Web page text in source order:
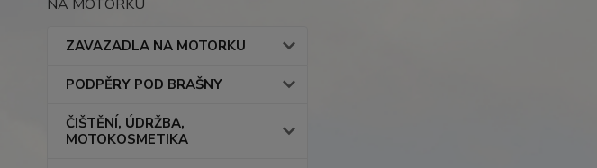
NA MOTORKU
ZAVAZADLA NA MOTORKU
PODPĚRY POD BRAŠNY
ČIŠTĚNÍ, ÚDRŽBA,
MOTOKOSMETIKA